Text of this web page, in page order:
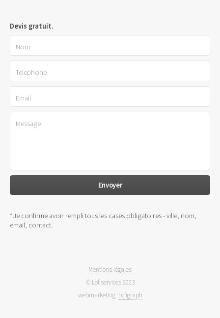
Devis gratuit.
*Je confirme avoir rempli tous les cases obligatoires - ville, nom,
email, contact.
Mentions légales
© Lofiservices 2023
webmarketing: Lofigraph